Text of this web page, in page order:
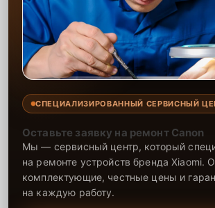
СПЕЦИАЛИЗИРОВАННЫЙ СЕРВИСНЫЙ
Оставьте заявку на ремонт Canon
Мы — сервисный центр, который
на ремонте устройств бренда Xiaomi.
комплектующие, честные цены и
на каждую работу.